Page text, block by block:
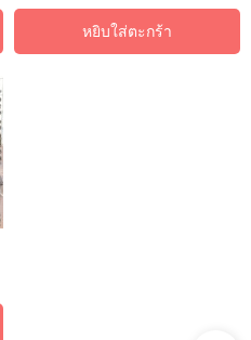
หยิบใส่ตะกร้า